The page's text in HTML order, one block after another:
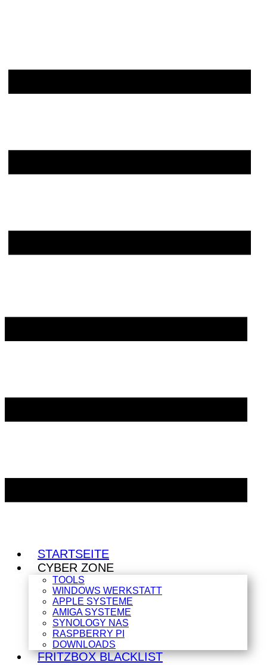
STARTSEITE
CYBER ZONE
TOOLS
WINDOWS WERKSTATT
APPLE SYSTEME
AMIGA SYSTEME
SYNOLOGY NAS
RASPBERRY PI
DOWNLOADS
FRITZBOX BLACKLIST